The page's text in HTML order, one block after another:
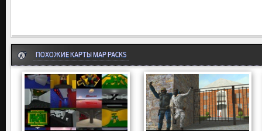
ПОХОЖИЕ КАРТЫ MAP PACKS